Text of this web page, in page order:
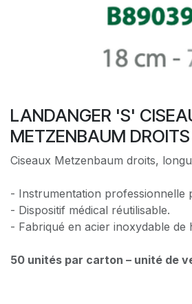
LANDANGER 'S'
METZENBAUM
Ciseaux Metzenbaum droits,
- Instrumentation professionnelle
- Dispositif médical réutilisable.
- Fabriqué en acier inoxydable de
50 unités par carton – unité de